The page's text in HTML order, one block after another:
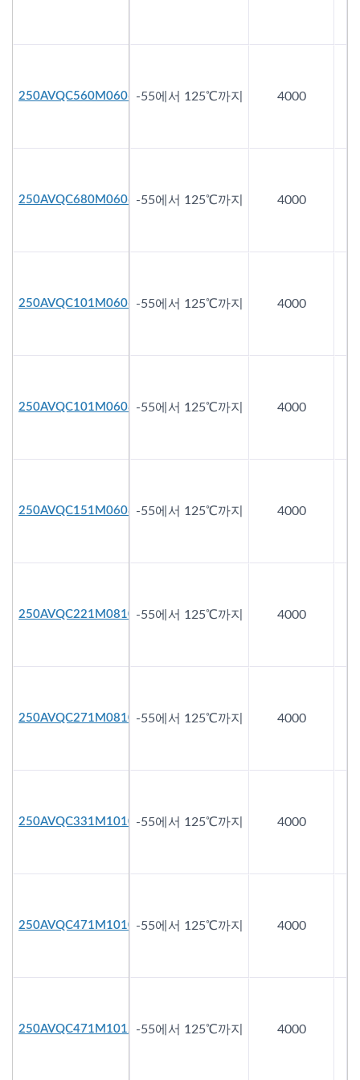
-55에서 125℃까지 4000
-55에서 125℃까지 4000
-55에서 125℃까지 4000
-55에서 125℃까지 4000
-55에서 125℃까지 4000
-55에서 125℃까지 4000
-55에서 125℃까지 4000
-55에서 125℃까지 4000
-55에서 125℃까지 4000
-55에서 125℃까지 4000
250AVQC560M0606
250AVQC680M0606
250AVQC101M0606
250AVQC101M0608
250AVQC151M0608
250AVQC221M0810
250AVQC271M0810
250AVQC331M1010
250AVQC471M1010
250AVQC471M1012